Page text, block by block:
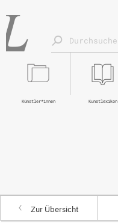
Kunstlexikon
Künstler*innen
Zur Übersicht